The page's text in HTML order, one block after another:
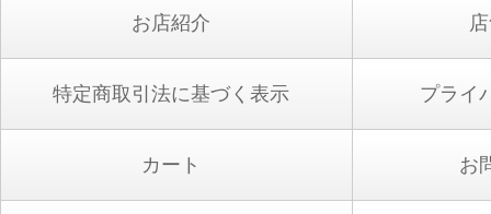
お店紹介
特定商取引法に基づく表示 プライ
カート お